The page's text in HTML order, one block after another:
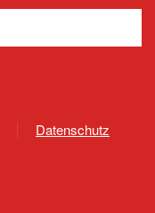
Datenschutz